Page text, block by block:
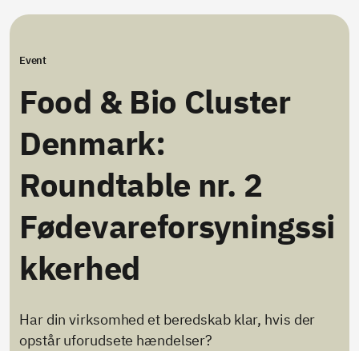
Event
Food & Bio Cluster
Denmark:
Roundtable nr. 2
Fødevareforsyningssi
kkerhed
Har din virksomhed et beredskab klar, hvis der
opstår uforudsete hændelser?